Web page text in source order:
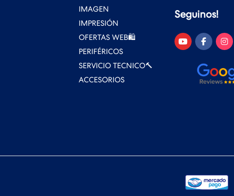
IMAGEN
IMPRESIÓN
OFERTAS WEB🛍️
PERIFÉRICOS
SERVICIO TECNICO🔨
ACCESORIOS
Seguinos!